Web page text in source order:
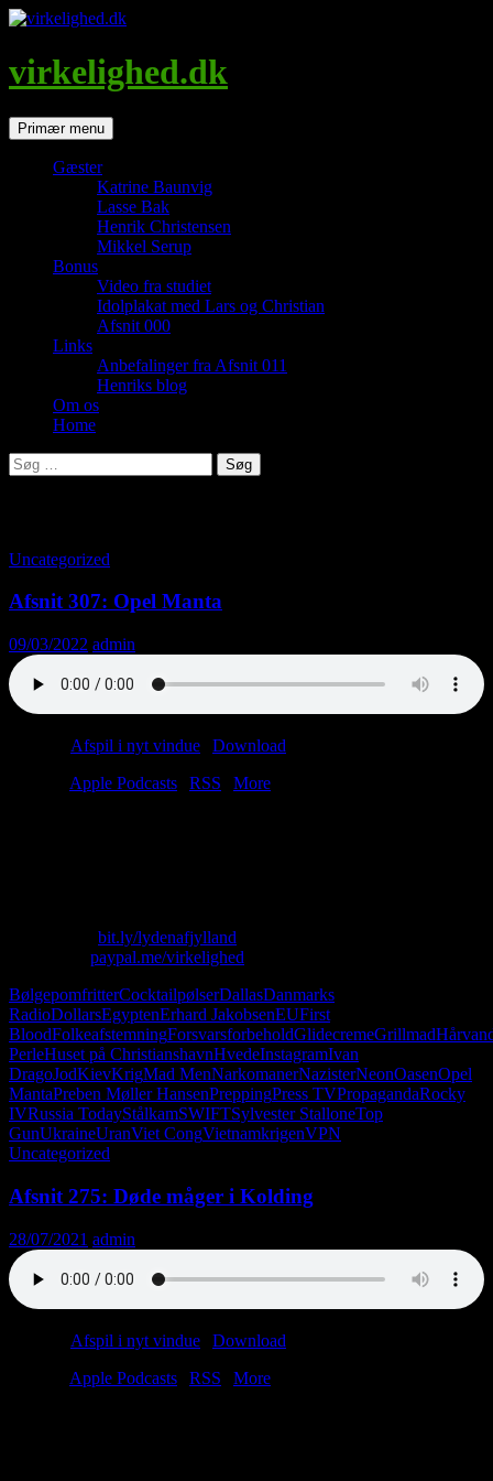
Hop
indhold
virkelighed.dk
SøgPrimær menu
Gæster
Katrine Baunvig
Lasse Bak
Henrik Christensen
Mikkel Serup
Bonus
Video fra studiet
Idolplakat med Lars og Christian
Afsnit 000
Links
Anbefalinger fra Afsnit 011
Henriks blog
Om os
Home
Søg
efter:
Uncategorized
Afsnit 307: Opel Manta
09/03/2022 admin
Afspil i nyt vindue Download
Apple Podcasts RSS
More
bit.ly/lydenafjylland
paypal.me/virkelighed
BølgepomfritterCocktailpølserDallasDanmarks
RadioDollarsEgyptenErhard JakobsenEUFirst
BloodFolkeafstemningForsvarsforbeholdGlidecremeGrillmad
PerleHuset på ChristianshavnHvedeInstagramIvan
DragoJodKievKrigMad MenNarkomanerNazisterNeonOasenOpel
MantaPreben Møller HansenPreppingPress TVPropagandaRocky
IVRussia TodayStålkamSWIFTSylvester StalloneTop
GunUkraineUranViet CongVietnamkrigenVPN
Uncategorized
Afsnit 275: Døde måger i Kolding
28/07/2021 admin
Afspil i nyt vindue Download
Apple Podcasts RSS
More